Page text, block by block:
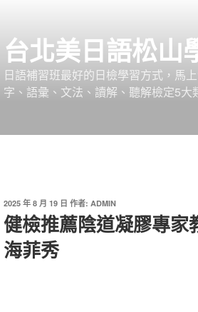
台北美日語松山
日語補習班最好的日檢學習方式，馬
字、語彙、文法、讀解、聽解檢定5大
發
佈
於
2025 年 8 月 19 日 作者: ADMIN
健檢推薦陰道凝膠專家
海菲秀